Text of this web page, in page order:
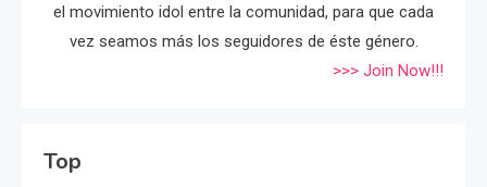
el movimiento idol entre la comunidad, para que cada
vez seamos más los seguidores de éste género.
>>> Join Now!!!
Top